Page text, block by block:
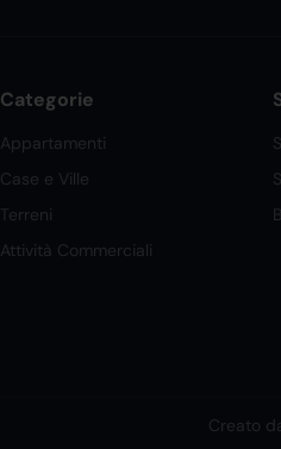
Categorie
Appartamenti
Case e Ville
Terreni
Attività Commerciali
Creato